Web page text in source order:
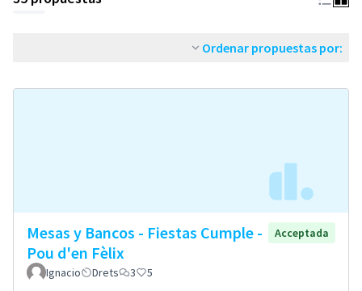
Ordenar propuestas por:
Mesas y Bancos - Fiestas Cumple -
Pou d'en Fèlix
Acceptada
Ignacio Drets 3 5